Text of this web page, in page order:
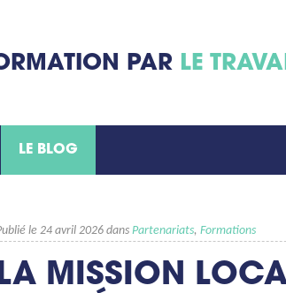
PAR LE
LE BLOG
le 24 avril 2026 dans Partenariats, Formations
MISSION